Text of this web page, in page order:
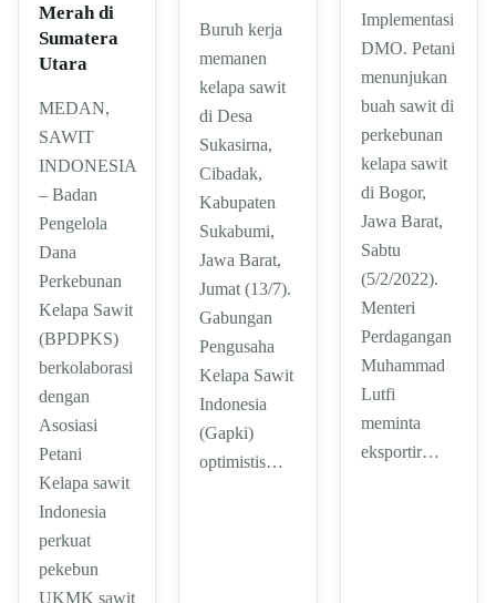
Merah di
Sumatera
Utara
MEDAN,
SAWIT
INDONESIA
– Badan
Pengelola
Dana
Perkebunan
Kelapa Sawit
(BPDPKS)
berkolaborasi
dengan
Asosiasi
Petani
Kelapa sawit
Indonesia
perkuat
pekebun
UKMK sawit
Buruh kerja
memanen
kelapa sawit
di Desa
Sukasirna,
Cibadak,
Kabupaten
Sukabumi,
Jawa Barat,
Jumat (13/7).
Gabungan
Pengusaha
Kelapa Sawit
Indonesia
(Gapki)
optimistis…
Implementasi
DMO. Petani
menunjukan
buah sawit di
perkebunan
kelapa sawit
di Bogor,
Jawa Barat,
Sabtu
(5/2/2022).
Menteri
Perdagangan
Muhammad
Lutfi
meminta
eksportir…